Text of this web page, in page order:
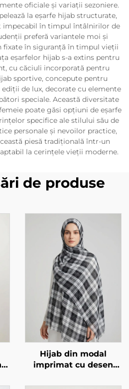
oficiale și variații sezoniere.
la eșarfe hijab structurate,
impecabil în timpul întâlnirilor de
preferă variantele moi și
fixate în siguranță în timpul vieții
eșarfelor hijab s-a extins pentru
cu căciuli incorporată pentru
sportive, concepute pentru
de lux, decorate cu elemente
speciale. Această diversitate
poate găsi opțiuni de eșarfe
specifice ale stilului său de
personale și nevoilor practice,
piesă tradițională într-un
la cerințele vieții moderne.
de produse
Hijab din modal
imprimat cu desen